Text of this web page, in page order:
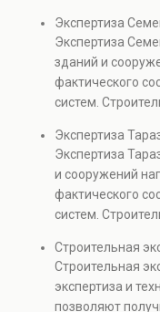
прочности
безопасности.
недвижимости,
объектов, а
технических
Экспертиза
Экспертиза
зданий и
фактического
систем.
элементов и
Услуга
капитальном
также при
проверках.
Экспертиза
Экспертиза
и сооружений
фактического
систем.
элементов и
Услуга
капитальном
Строительная
Строительная
экспертиза и
позволяют